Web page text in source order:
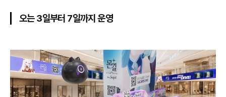
오는 3일부터 7일까지 운영